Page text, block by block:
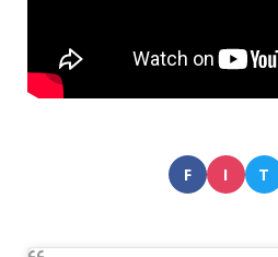
F I T